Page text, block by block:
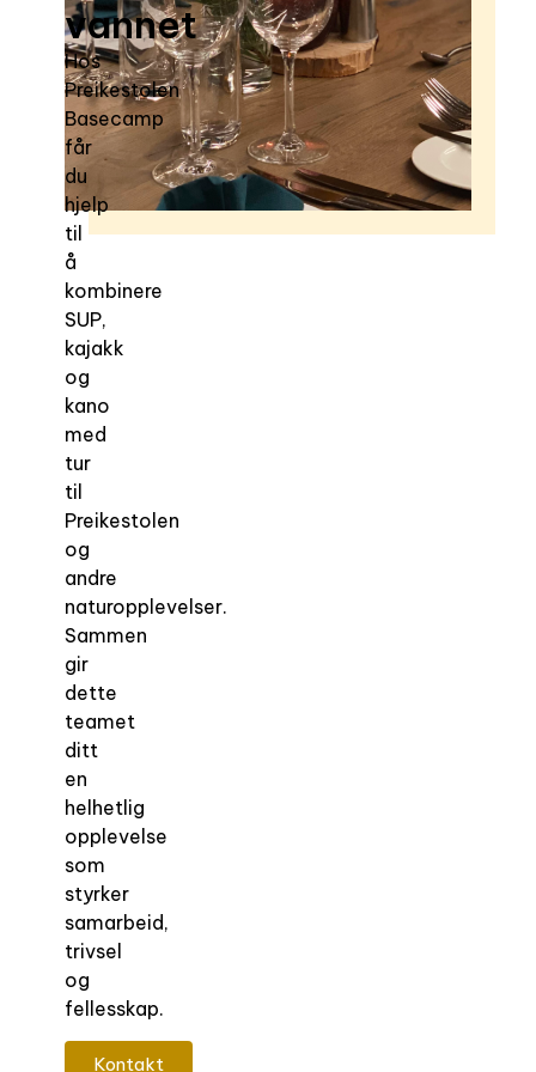
vannet
Hos
Preikestolen
Basecamp
får
du
hjelp
til
å
kombinere
SUP,
kajakk
og
kano
med
tur
til
Preikestolen
og
andre
naturopplevelser.
Sammen
gir
dette
teamet
ditt
en
helhetlig
opplevelse
som
styrker
samarbeid,
trivsel
og
fellesskap.
Kontakt